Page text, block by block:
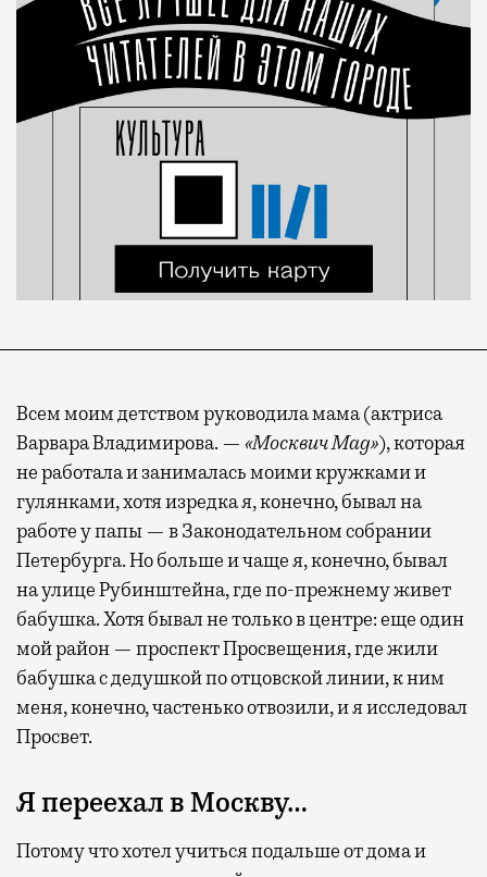
Всем моим детством руководила мама (актриса
Варвара Владимирова. — «Москвич Mag»), которая
не работала и занималась моими кружками и
гулянками, хотя изредка я, конечно, бывал на
работе у папы — в Законодательном собрании
Петербурга. Но больше и чаще я, конечно, бывал
на улице Рубинштейна, где по-прежнему живет
бабушка. Хотя бывал не только в центре: еще один
мой район — проспект Просвещения, где жили
бабушка с дедушкой по отцовской линии, к ним
меня, конечно, частенько отвозили, и я исследовал
Просвет.
Я переехал в Москву…
Потому что хотел учиться подальше от дома и